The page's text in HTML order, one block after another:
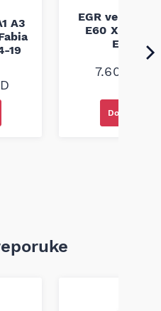
A3
19
EGR ventil
E60 X3 2.0D
Engitech
7.600,00
Dodaj u